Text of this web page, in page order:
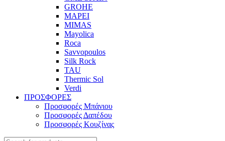
GROHE
MAPEI
MIMAS
Mayolica
Roca
Savvopoulos
Silk Rock
TAU
Thermic Sol
Verdi
ΠΡΟΣΦΟΡΕΣ
Προσφορές Μπάνιου
Προσφορές Δαπέδου
Προσφορές Κουζίνας